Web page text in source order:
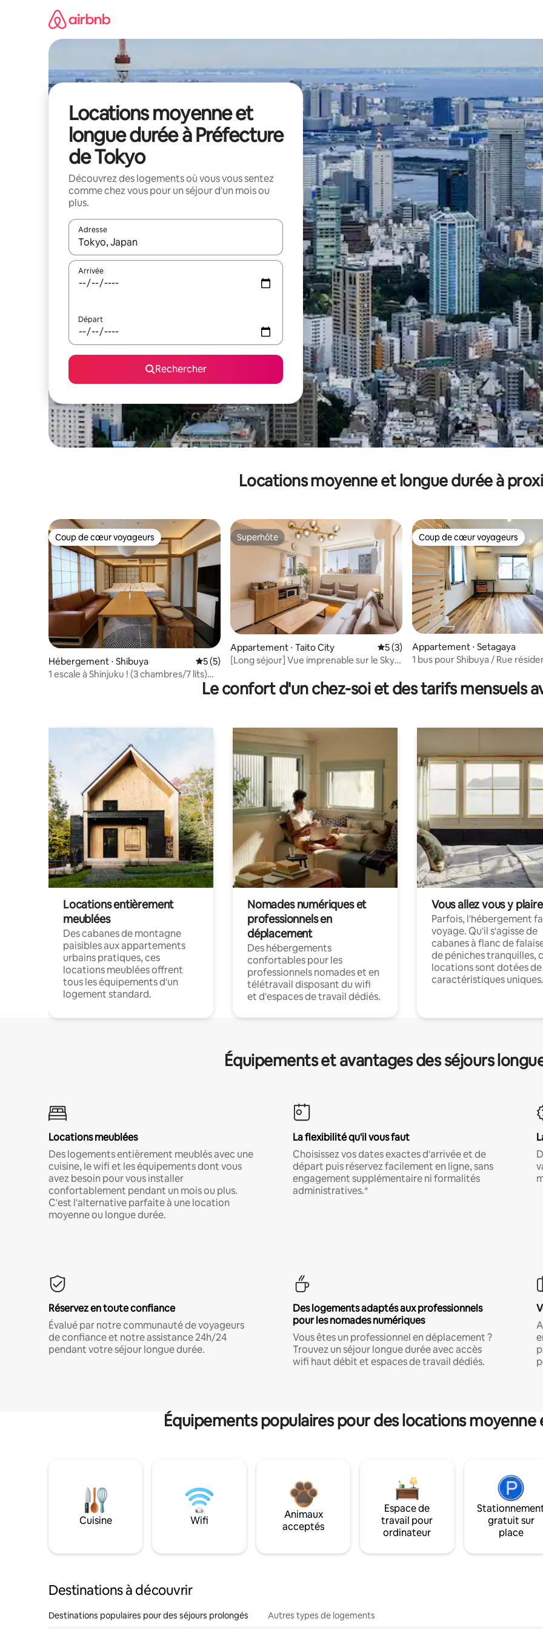
Locations moyenne et
longue durée à Préfecture
de Tokyo
Découvrez des logements où vous vous sentez
comme chez vous pour un séjour d'un mois ou
plus.
Adresse
Lorsque les résultats s'affichent, utilisez les flèches vers le haut et vers le bas pour les parcourir ou en appuyant et en
Arrivée
Départ
Rechercher
Locations moyenne et longue durée à
Coup de cœur voyageurs
Coup de cœur voyageurs
Hébergement ⋅ Shibuya Évaluation moyenne sur la base de 5 commentaires : 5 sur 5
5 (5)
1 escale à Shinjuku ! (3 chambres/7 lits)
Superhôte
Superhôte
Appartement ⋅ Taito City Évaluation moyenne sur la base de 3
5 (3)
[Long séjour] Vue imprenable sur le Sky
calme / Idéal pour les visites touristiques
Coup de cœur voyageurs
Coup de cœur voyageurs
Appartement ⋅ Setagaya
1 bus pour Shibuya / Rue
Shimo-Kitazawa, Sangenjaya,
Umegagaoka, Yokohama
Le confort d'un chez-soi et des tarifs mensuels
Locations entièrement
meublées
Des cabanes de montagne
paisibles aux appartements
urbains pratiques, ces
locations meublées offrent
tous les équipements d'un
logement standard.
Nomades numériques et
professionnels en
déplacement
Des hébergements
confortables pour les
professionnels nomades et en
télétravail disposant du wifi
et d'espaces de travail dédiés.
Vous allez vous y plaire
Parfois, l'hébergement
voyage. Qu'il s'agisse de
cabanes à flanc de
de péniches tranquilles,
locations sont dotées de
caractéristiques uniques.
Équipements et avantages des séjours
Locations meublées
Des logements entièrement meublés avec une
cuisine, le wifi et les équipements dont vous
avez besoin pour vous installer
confortablement pendant un mois ou plus.
C'est l'alternative parfaite à une location
moyenne ou longue durée.
La flexibilité qu'il vous faut
Choisissez vos dates exactes d'arrivée et de
départ puis réservez facilement en ligne, sans
engagement supplémentaire ni formalités
administratives.*
Réservez en toute confiance
Évalué par notre communauté de voyageurs
de confiance et notre assistance 24h/24
pendant votre séjour longue durée.
Des logements adaptés aux professionnels
pour les nomades numériques
Vous êtes un professionnel en déplacement ?
Trouvez un séjour longue durée avec accès
wifi haut débit et espaces de travail dédiés.
Équipements populaires pour des locations
Cuisine Wifi
Animaux
acceptés
Espace de
travail pour
ordinateur
gratuit sur
place
Destinations à découvrir
Destinations populaires pour des séjours prolongés Autres types de logements